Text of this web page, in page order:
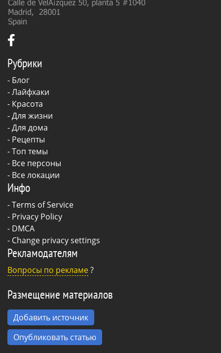
Рубрики
- Блог
-Лайфхаки
- Красота
-Для жизни
-Для дома
- Рецепты
- Топ темы
- Все персоны
- Все локации
Инфо
-Terms of Service
- Privacy Policy
- DMCA
- Change privacy settings
Рекламодателям
Вопросы по рекламе?
Размещение материалов
Добавить источник
Опубликовать статью